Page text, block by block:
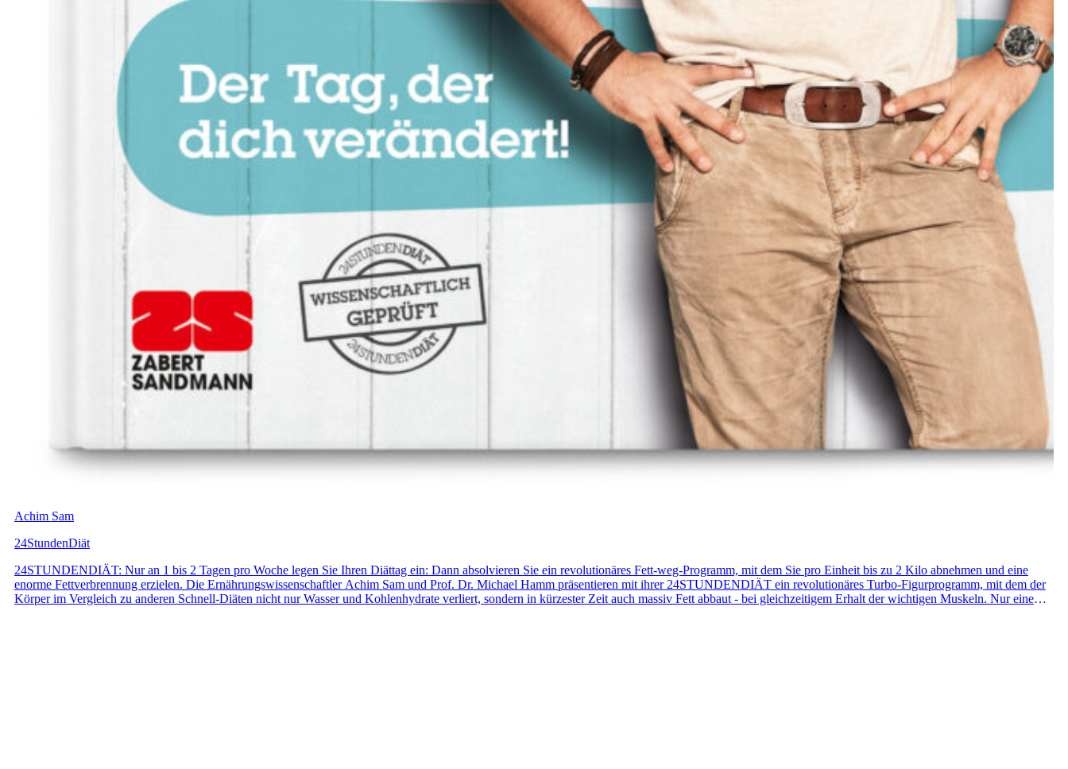
Achim Sam
24StundenDiät
24STUNDENDIÄT: Nur an 1 bis 2 Tagen pro Woche legen Sie Ihren Diättag ein: Dann absolvieren Sie ein revolutionäres Fett-weg-Programm, mit dem Sie pro Einheit bis zu 2 Kilo abnehmen und eine
enorme Fettverbrennung erzielen. Die Ernährungswissenschaftler Achim Sam und Prof. Dr. Michael Hamm präsentieren mit ihrer 24STUNDENDIÄT ein revolutionäres Turbo-Figurprogramm, mit dem der
Körper im Vergleich zu anderen Schnell-Diäten nicht nur Wasser und Kohlenhydrate verliert, sondern in kürzester Zeit auch massiv Fett abbaut - bei gleichzeitigem Erhalt der wichtigen Muskeln. Nur eine